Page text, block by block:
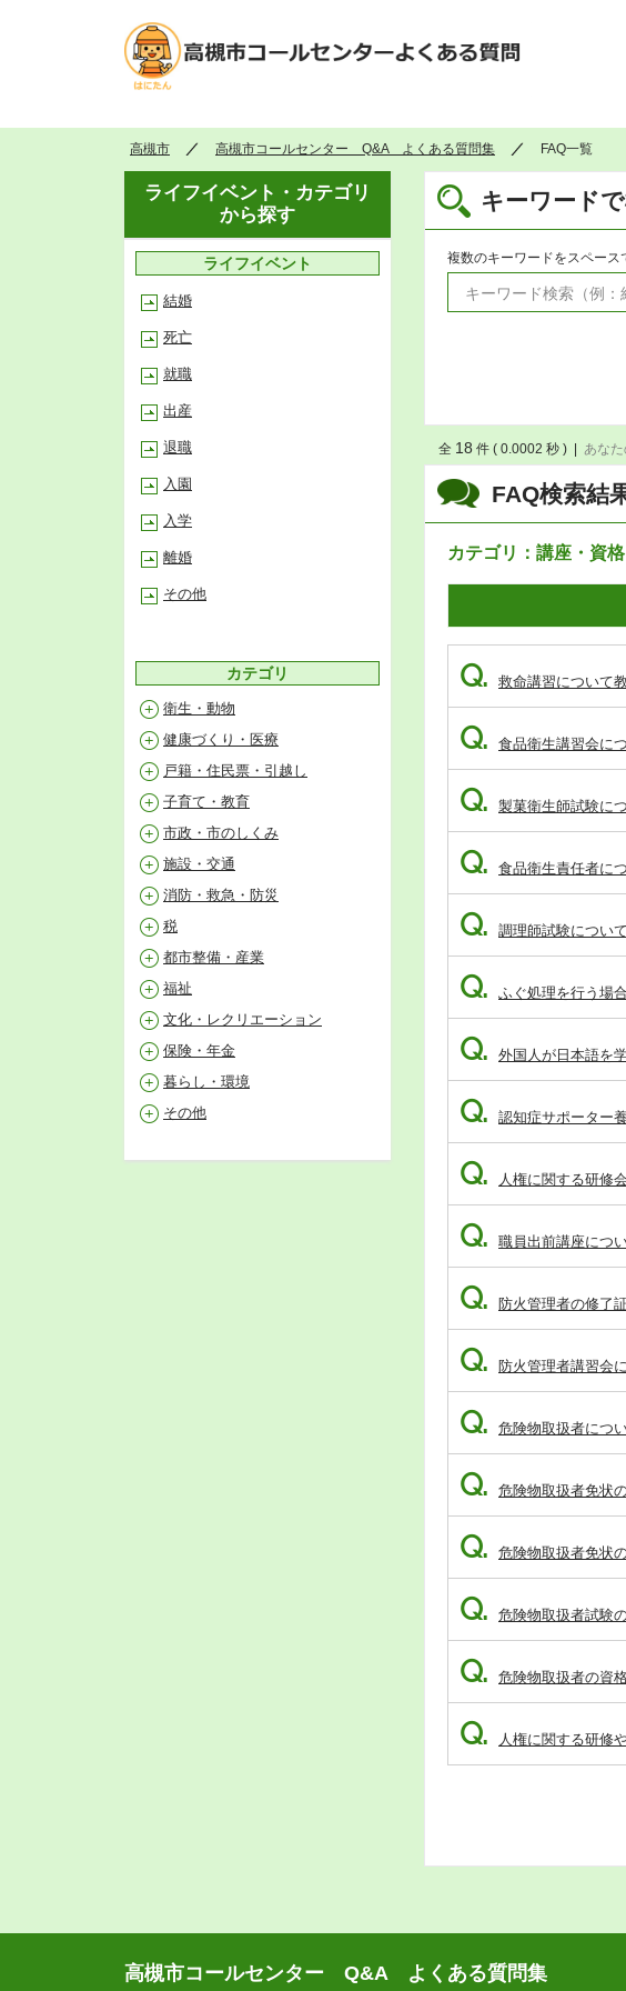
高槻市 高槻市コールセンター Q&A よくある質問集 FAQ一覧
キーワード
複数のキーワードをスペース
FAQ検索結
カテゴリ：講座・資格
全 18 件 ( 0.0002 秒 ) あな
Q. 救命講習について
Q. 食品衛生講習会に
Q. 製菓衛生師試験に
Q. 食品衛生責任者に
Q. 調理師試験につい
Q. ふぐ処理を行う場
Q. 外国人が日本語を
Q. 認知症サポーター
Q. 人権に関する研修
Q. 職員出前講座につ
Q. 防火管理者の修了
Q. 防火管理者講習会
Q. 危険物取扱者につ
Q. 危険物取扱者免状
Q. 危険物取扱者免状
Q. 危険物取扱者試験
Q. 危険物取扱者の資
Q. 人権に関する研修
ライフイベント・カテゴリ
から探す
ライフイベント
結婚
死亡
就職
出産
退職
入園
入学
離婚
その他
カテゴリ
衛生・動物
健康づくり・医療
戸籍・住民票・引越し
子育て・教育
市政・市のしくみ
施設・交通
消防・救急・防災
税
都市整備・産業
福祉
文化・レクリエーション
保険・年金
暮らし・環境
その他
高槻市コールセンター Q&A よくある質問集